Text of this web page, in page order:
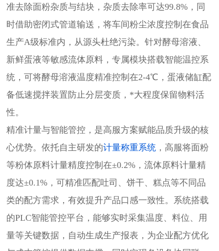
准去除面粉杂质与结块，杂质去除率可达99.8%，同
时借助密闭式管道输送，将车间粉尘浓度控制在食品
生产A级标准内，从源头杜绝污染。针对酵母溶液、
新鲜蛋液等敏感流体原料，专属模块搭载智能温控系
统，可将酵母溶液温度精准控制在2-4℃，蛋液储缸配
备低速搅拌装置防止分层变质，*大程度保留物料活
性。
精准计量与智能管控，是高服方案赋能品质升级的核
心优势。依托自主研发的计量称重系统，高服将面粉
等粉体原料计量精度控制在±0.2%，流体原料计量精
度达±0.1%，可精准匹配吐司、饼干、糕点等不同品
类的配方需求，有效提升产品口感一致性。系统搭载
的PLC智能管控平台，能够实时采集温度、料位、用
量等关键数据，自动生成生产报表，为企业配方优化